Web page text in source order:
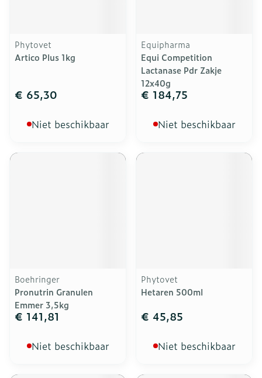
Phytovet
Artico Plus 1kg
€ 65,30
Niet beschikbaar
Equipharma
Equi Competition
Lactanase Pdr Zakje
12x40g
€ 184,75
Niet beschikbaar
Boehringer
Pronutrin Granulen
Emmer 3,5kg
€ 141,81
Niet beschikbaar
Phytovet
Hetaren 500ml
€ 45,85
Niet beschikbaar